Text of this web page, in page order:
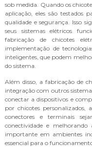
sob medida. Quando os
aplicação, eles são testados
qualidade e segurança. Isso
seus sistemas elétricos
fabricação de chicotes
implementação de
inteligentes, que podem
do sistema.
Além disso, a fabricação de
integração com outros
conectar a dispositivos e
por chicotes personalizados,
conectores e terminais
conectividade e melhorando
importante em ambientes
essencial para o